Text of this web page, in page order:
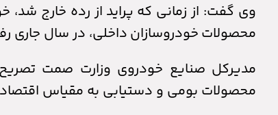
وی گفت: از زمانی که پراید از رده خارج
محصولات خودروسازان داخلی، در سال جاری
مدیرکل صنایع خودروی وزارت صمت
محصولات بومی و دستیابی به مقیاس اقتصادی